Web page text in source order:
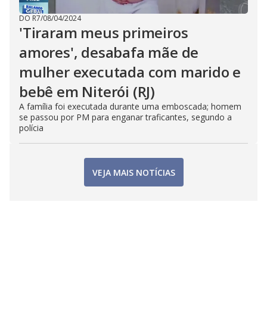
DO R7/08/04/2024
'Tiraram meus primeiros
amores', desabafa mãe de
mulher executada com marido e
bebê em Niterói (RJ)
A família foi executada durante uma emboscada; homem
se passou por PM para enganar traficantes, segundo a
polícia
VEJA MAIS NOTÍCIAS